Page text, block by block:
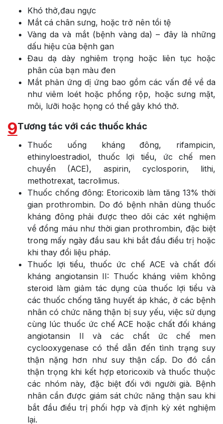
Khó thở,đau ngực
Mắt cá chân sưng, hoặc trở nên tồi tệ
Vàng da và mắt (bệnh vàng da) – đây là những
dấu hiệu của bệnh gan
Đau dạ dày nghiêm trọng hoặc liên tục hoặc
phân của bạn màu đen
Mắt phản ứng dị ứng bao gồm các vấn đề về da
như viêm loét hoặc phồng rộp, hoặc sưng mặt,
môi, lưỡi hoặc họng có thể gây khó thở.
9Tương tác với các thuốc khác
Thuốc uống kháng đông, rifampicin,
ethinyloestradiol, thuốc lợi tiểu, ức chế men
chuyển (ACE), aspirin, cyclosporin, lithi,
methotrexat, tacrolimus.
Thuốc chống đông: Etoricoxib làm tăng 13% thời
gian prothrombin. Do đó bệnh nhân dùng thuốc
kháng đông phải được theo dõi các xét nghiệm
về đổng máu như thời gian prothrombin, đặc biệt
trong mấy ngày đầu sau khi bắt đầu điều trị hoặc
khi thay đổi liệu pháp.
Thuốc lợi tiểu, thuốc ức chế ACE và chất đối
kháng angiotansin II: Thuốc kháng viêm không
steroid làm giảm tác dụng của thuốc lợi tiểu và
các thuốc chống tăng huyết áp khác, ở các bệnh
nhân có chức năng thận bị suy yếu, việc sử dụng
cùng lúc thuốc ức chế ACE hoặc chất đối kháng
angiotansin II và các chất ức chế men
cyclooxygenase có thể dẫn đến tình trạng suy
thận nặng hơn như suy thận cấp. Do đó cần
thận trọng khi kết hợp etoricoxib và thuốc thuộc
các nhóm này, đặc biệt đối với người già. Bệnh
nhân cần được giám sát chức năng thận sau khi
bắt đầu điều trị phối hợp và định kỳ xét nghiệm
lại.